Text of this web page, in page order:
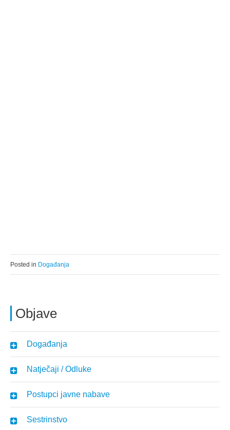
Objave
Događanja
Natječaji / Odluke
Postupci javne nabave
Sestrinstvo
Posted in Događanja